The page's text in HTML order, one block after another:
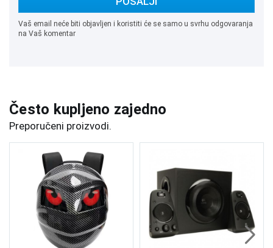
Vaš email neće biti objavljen i koristiti će se samo u svrhu odgovaranja
na Vaš komentar
Često kupljeno zajedno
Preporučeni proizvodi.